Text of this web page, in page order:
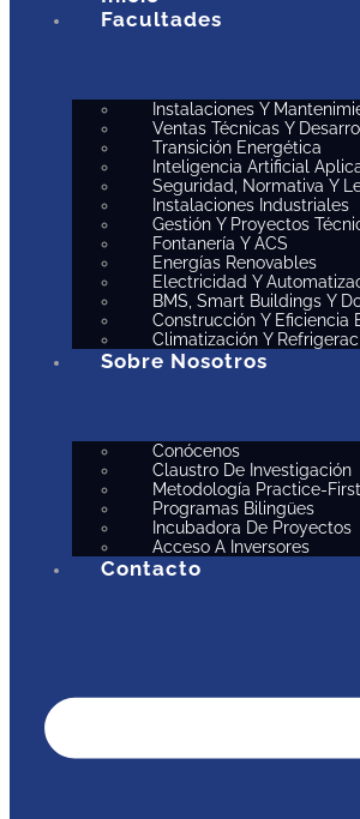
Facultades
Instalaciones Y
Ventas Técnicas Y
Transición Energética
Inteligencia Artificial
Seguridad, Normativa Y
Instalaciones Industriales
Gestión Y Proyectos
Fontanería Y ACS
Energías Renovables
Electricidad Y
BMS, Smart Buildings Y
Construcción Y Eficiencia
Climatización Y
Sobre Nosotros
Conócenos
Claustro De Investigación
Metodología Practice-
Programas Bilingües
Incubadora De Proyectos
Acceso A Inversores
Contacto